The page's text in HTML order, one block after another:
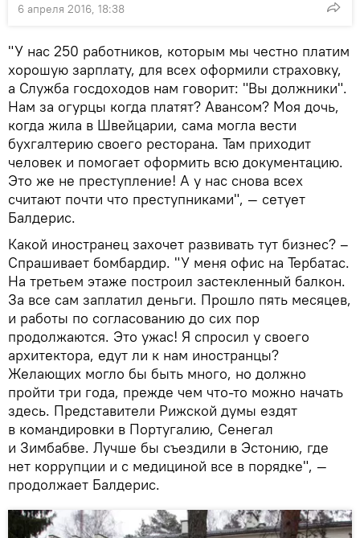
6 апреля 2016, 18:38
"У нас 250 работников, которым мы честно платим
хорошую зарплату, для всех оформили страховку,
а Служба госдоходов нам говорит: "Вы должники".
Нам за огурцы когда платят? Авансом? Моя дочь,
когда жила в Швейцарии, сама могла вести
бухгалтерию своего ресторана. Там приходит
человек и помогает оформить всю документацию.
Это же не преступление! А у нас снова всех
считают почти что преступниками", — сетует
Балдерис.
Какой иностранец захочет развивать тут бизнес? –
Спрашивает бомбардир. "У меня офис на Тербатас.
На третьем этаже построил застекленный балкон.
За все сам заплатил деньги. Прошло пять месяцев,
и работы по согласованию до сих пор
продолжаются. Это ужас! Я спросил у своего
архитектора, едут ли к нам иностранцы?
Желающих могло бы быть много, но должно
пройти три года, прежде чем что-то можно начать
здесь. Представители Рижской думы ездят
в командировки в Португалию, Сенегал
и Зимбабве. Лучше бы съездили в Эстонию, где
нет коррупции и с медициной все в порядке", —
продолжает Балдерис.